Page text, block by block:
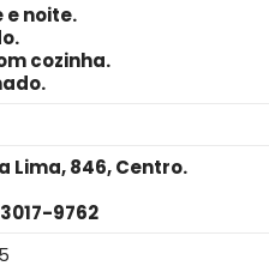
e noite.
cozinha.
Lima, 846, Centro.
9762